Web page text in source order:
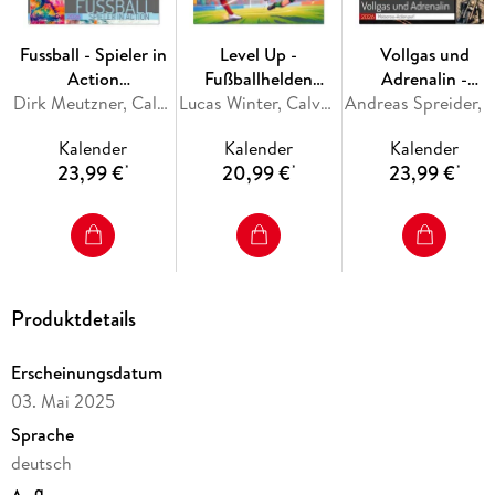
Abbildungen:
Januar: Echte Karettschildkröte
Februar: Walhai mit Taucher
März: Löwenfisch
Mai: Hammerhai
Juni: Zitronenhaie und Taucher
August: Doktorfische
September: Taucher mit Manta
Oktober: Taucher an Korallenriff
Dezember: Napoleon-Lippfisch
QUALITÄT - Hochwertiger Fotokalender mit 12
wunderschönen Motiven auf lichtbeständigem
Bilderdruckpapier, robuste Spiralbindung.
Fussball - Spieler in
Action
(Wandkalender
CALVENDO
Monatskalender
Dirk Meutzner, Calvendo
Kalender
23,99 €*
Level Up -
Fußballhelden
(Tischkalender 2027
CALVENDO
Monatskalender
Lucas Winter, Calvendo
Kalender
20,99 €*
Vollgas und
Adrenalin -
Motocross-Action
2026 DIN A4
CALVENDO
Kalender
23,99 €*
Produktdetails
Erscheinungsdatum
03. Mai 2025
Sprache
deutsch